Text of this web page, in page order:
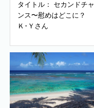
タイトル： セカンドチャ
ンス〜慰めはどこに？
Ｋ･Ｙさん